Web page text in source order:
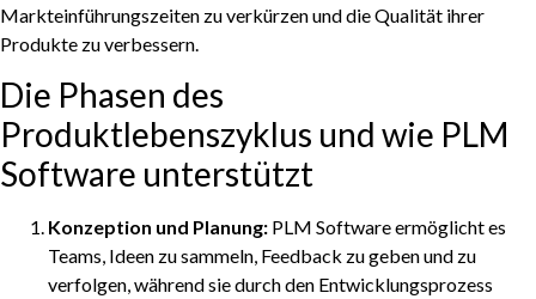
Markteinführungszeiten zu verkürzen und die Qualität ihrer
Produkte zu verbessern.
Die Phasen des
Produktlebenszyklus und wie PLM
Software unterstützt
Konzeption und Planung: PLM Software ermöglicht es
Teams, Ideen zu sammeln, Feedback zu geben und zu
verfolgen, während sie durch den Entwicklungsprozess